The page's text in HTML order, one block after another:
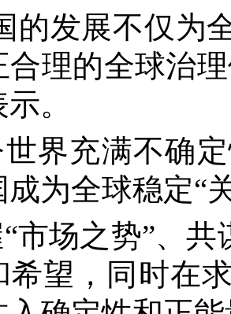
的发展不仅为
合理的全球治
。
世界充满不确
成为全球稳定“
“市场之势”、
希望，同时在